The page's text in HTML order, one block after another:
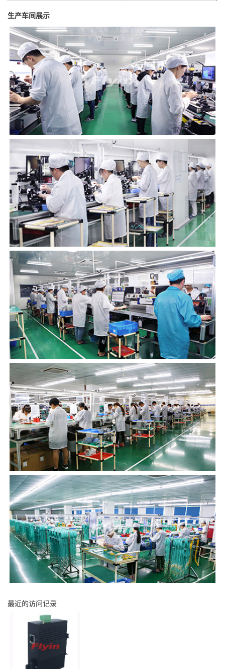
生产车间展示
最近的访问记录